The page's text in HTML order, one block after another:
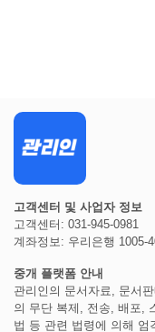
고객센터 및 사업자 정보
고객센터: 031-945-0981
계좌정보: 우리은행 1005-
중개 플랫폼 안내
관리인의 문서자료, 문서
의 무단 복제, 전송, 배포,
법 등 관련 법령에 의해 엄